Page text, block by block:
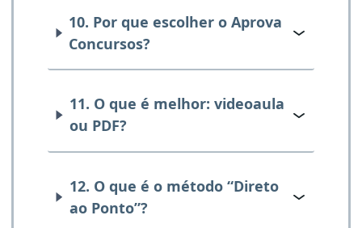
10. Por que escolher o Aprova
Concursos?
11. O que é melhor: videoaula
ou PDF?
12. O que é o método “Direto
ao Ponto”?